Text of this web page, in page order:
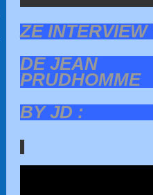
ZE INTERVIEW
DE JEAN
PRUDHOMME
BY JD :